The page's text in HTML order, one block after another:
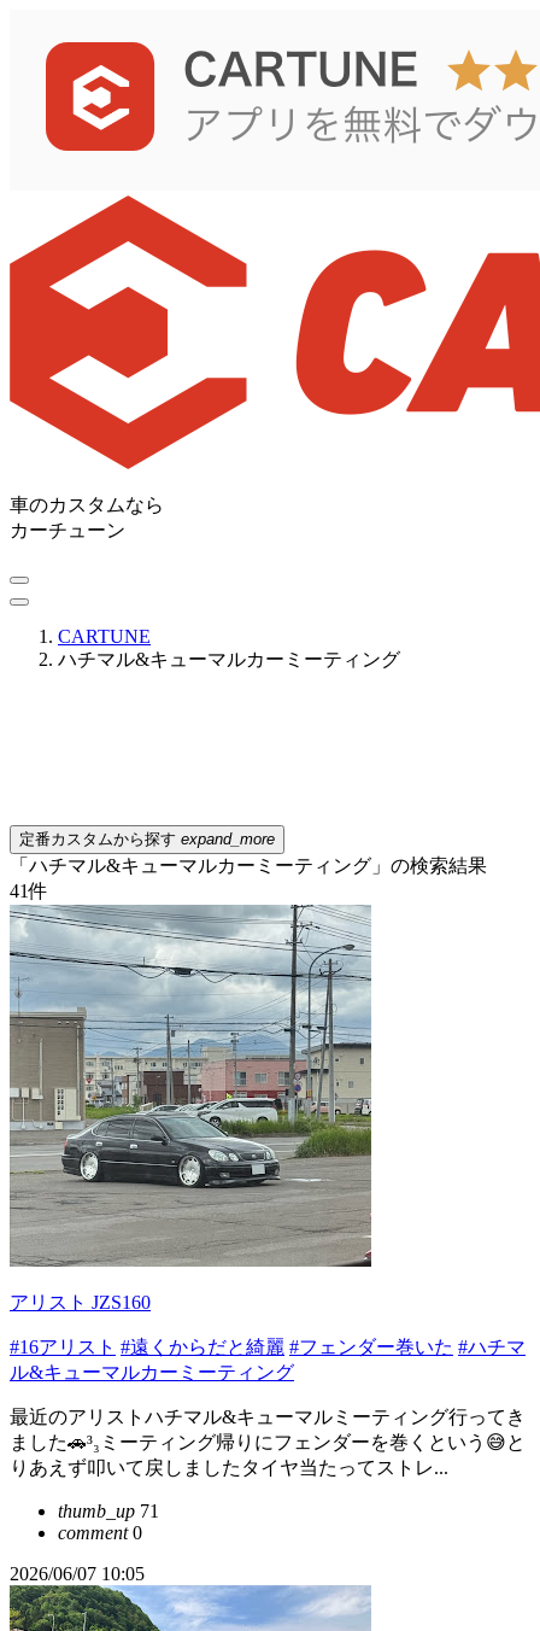
車のカスタムなら
カーチューン
CARTUNE
ハチマル&キューマルカーミーティング
定番カスタムから探す expand_more
「ハチマル&キューマルカーミーティング」の検索結果
41件
アリスト JZS160
#16アリスト #遠くからだと綺麗 #フェンダー巻いた #ハチマ
ル&キューマルカーミーティング
最近のアリストハチマル&キューマルミーティング行ってき
ました🚗³₃ミーティング帰りにフェンダーを巻くという😅と
りあえず叩いて戻しましたタイヤ当たってストレ...
thumb_up 71
comment0
2026/06/07 10:05